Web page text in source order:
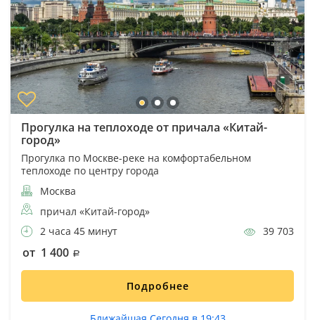
Прогулка на теплоходе от причала «Китай-
город»
Прогулка по Москве-реке на комфортабельном
теплоходе по центру города
Москва
причал «Китай-город»
2 часа 45 минут
39 703
от 1 400
Подробнее